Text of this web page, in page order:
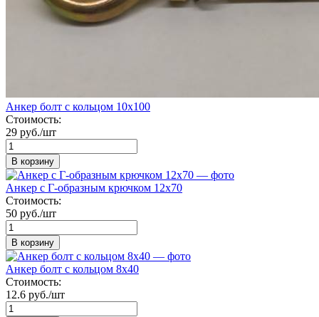
Анкер болт с кольцом 10х100
Стоимость:
29 руб./шт
В корзину
Анкер с Г-образным крючком 12х70
Стоимость:
50 руб./шт
В корзину
Анкер болт с кольцом 8х40
Стоимость:
12.6 руб./шт